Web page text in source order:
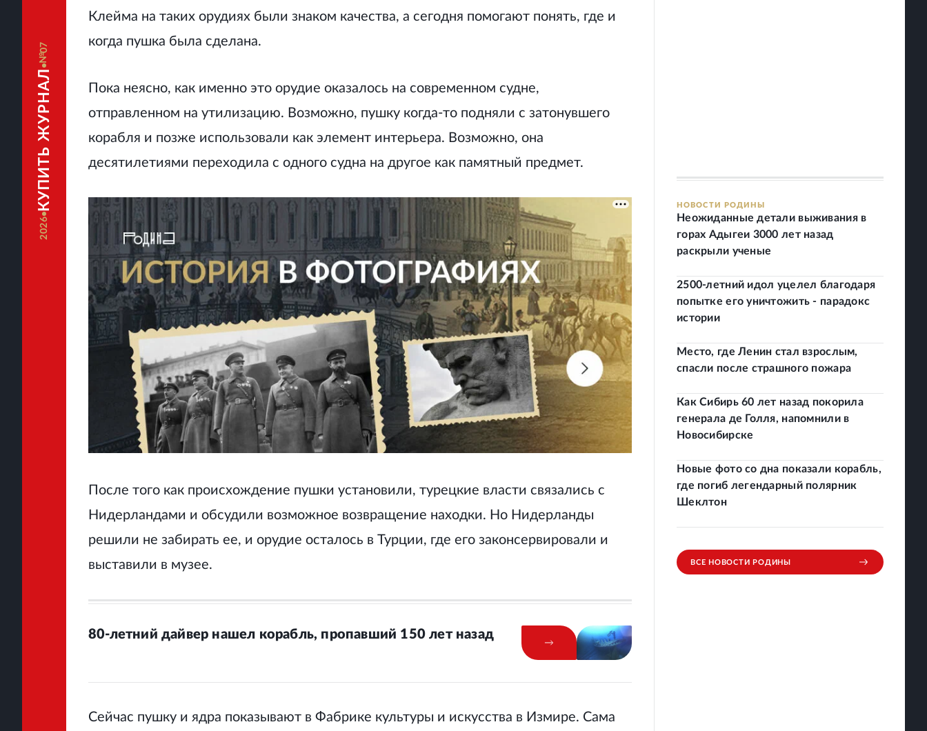
2026
КУПИТЬ ЖУРНАЛ
07
Клейма на таких орудиях были знаком качества, а сегодня помогают понять, где и
когда пушка была сделана.
Пока неясно, как именно это орудие оказалось на современном судне,
отправленном на утилизацию. Возможно, пушку когда-то подняли с затонувшего
корабля и позже использовали как элемент интерьера. Возможно, она
десятилетиями переходила с одного судна на другое как памятный предмет.
После того как происхождение пушки установили, турецкие власти связались с
Нидерландами и обсудили возможное возвращение находки. Но Нидерланды
решили не забирать ее, и орудие осталось в Турции, где его законсервировали и
выставили в музее.
80-летний дайвер нашел корабль, пропавший 150 лет назад
Сейчас пушку и ядра показывают в Фабрике культуры и искусства в Измире. Сама
НОВОСТИ РОДИНЫ
Неожиданные детали выживания в
горах Адыгеи 3000 лет назад
раскрыли ученые
2500-летний идол уцелел благодаря
попытке его уничтожить - парадокс
истории
Место, где Ленин стал взрослым,
спасли после страшного пожара
Как Сибирь 60 лет назад покорила
генерала де Голля, напомнили в
Новосибирске
Новые фото со дна показали корабль,
где погиб легендарный полярник
Шеклтон
ВСЕ НОВОСТИ РОДИНЫ